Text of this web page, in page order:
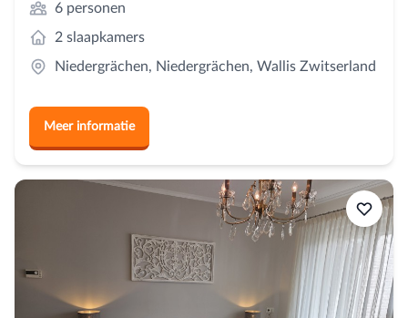
6 personen
2 slaapkamers
Niedergrächen, Niedergrächen, Wallis Zwitserland
Meer informatie